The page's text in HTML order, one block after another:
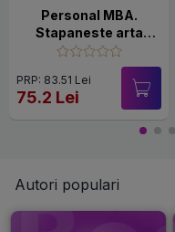
Personal MBA.
Stapaneste arta
afacerilor
PRP: 83.51 Lei
75.2 Lei
Autori populari